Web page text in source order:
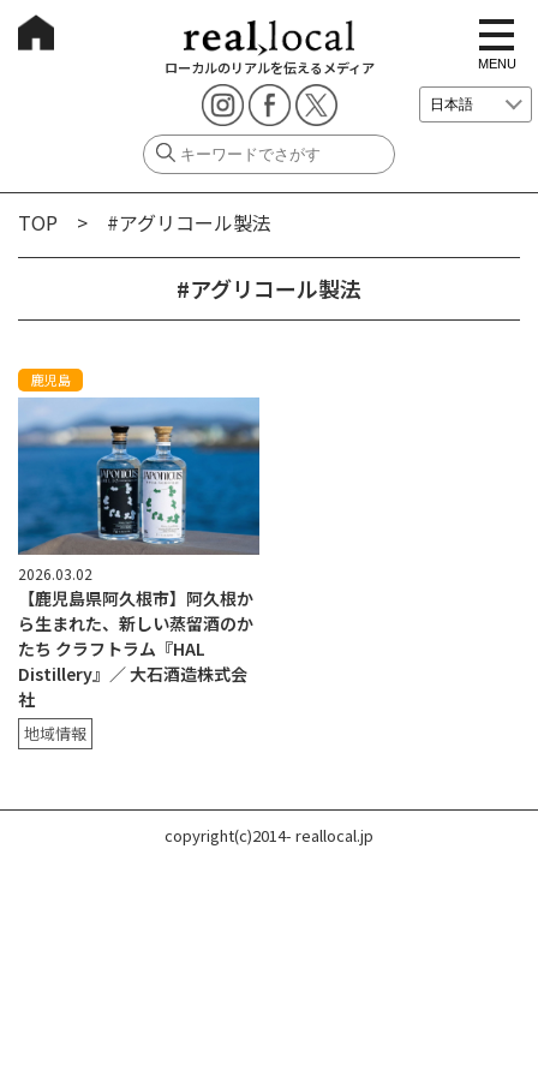
ローカルのリアルを伝えるメディア
t
o
g
g
e
i
i
MENU
TOP > #アグリコール製法
#アグリコール製法
鹿児島
2026.03.02
【鹿児島県阿久根市】阿久根か
ら生まれた、新しい蒸留酒のか
たち クラフトラム『HAL
Distillery』／ 大石酒造株式会
社
地域情報
copyright(c)2014- reallocal.jp